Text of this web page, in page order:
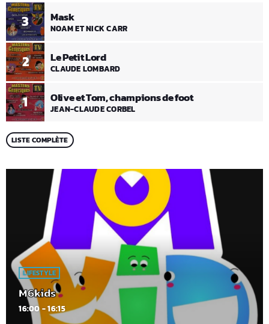
1 Olive et Tom, champions de foot
JEAN-CLAUDE CORBEL
2 Le Petit Lord
CLAUDE LOMBARD
3 Mask
NOAM ET NICK CARR
LISTE COMPLÈTE
LIFESTYLE
M6kids
16:00 - 16:15